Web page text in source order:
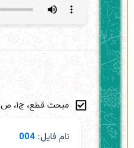
مبحث قطع، ج1، ص29
نام فایل: 004